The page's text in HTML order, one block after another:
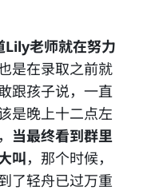
Lily老师就在努力
是在录取之前就
跟孩子说，一直
是晚上十二点左
当最终看到群里
叫，那个时候，
了轻舟已过万重